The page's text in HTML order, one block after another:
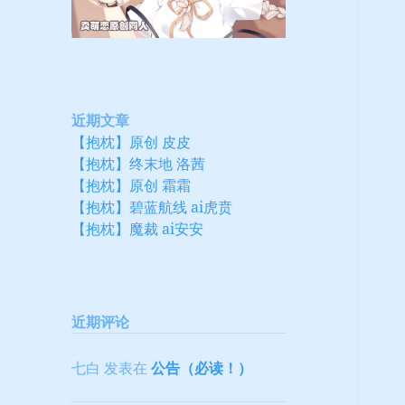
近期文章
【抱枕】原创 皮皮
【抱枕】终末地 洛茜
【抱枕】原创 霜霜
【抱枕】碧蓝航线 ai虎贲
【抱枕】魔裁 ai安安
近期评论
七白 发表在公告（必读！）